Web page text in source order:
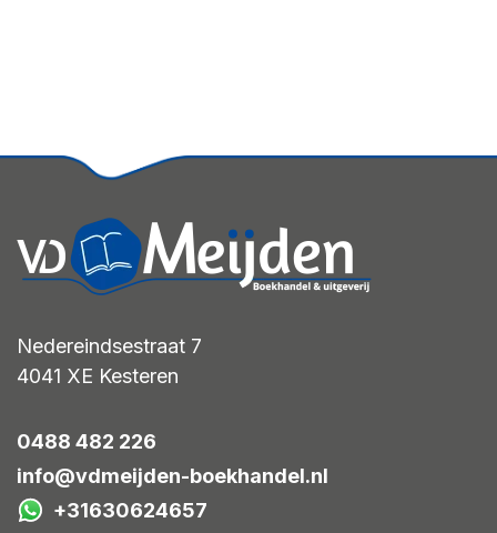
Nedereindsestraat 7
4041 XE Kesteren
0488 482 226
info@vdmeijden-boekhandel.nl
+31630624657